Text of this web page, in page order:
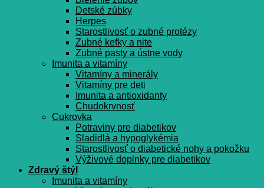
Detské zúbky
Herpes
Starostlivosť o zubné protézy
Zubné kefky a nite
Zubné pasty a ústne vody
Imunita a vitamíny
Vitamíny a minerály
Vitamíny pre deti
Imunita a antioxidanty
Chudokrvnosť
Cukrovka
Potraviny pre diabetikov
Sladidlá a hypoglykémia
Starostlivosť o diabetické nohy a pokožku
Výživové doplnky pre diabetikov
Zdravý štýl
Imunita a vitamíny